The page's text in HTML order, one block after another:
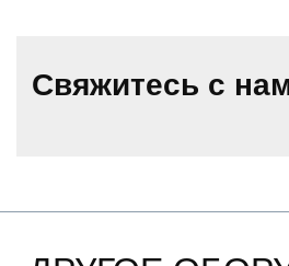
Свяжитесь с